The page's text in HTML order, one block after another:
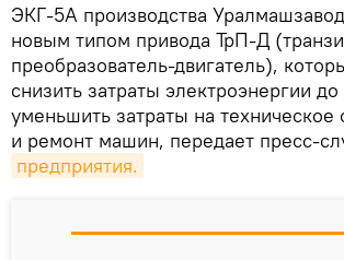
ЭКГ-5А производства
новым типом привода ТрП-Д
преобразователь-двигатель),
снизить затраты электроэнергии
уменьшить затраты на техническое
и ремонт машин, передает пресс-
предприятия.